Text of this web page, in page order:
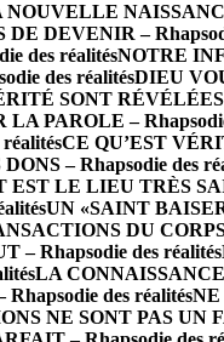
DE DEVENIR –
des réalitésNOTRE
des réalitésDIEU
SONT RÉVÉLÉES
PAROLE –
CE QU’EST
– Rhapsodie des
EST LE LIEU TRÈS
UN «SAINT
DU CORPS
– Rhapsodie des réalités
LA
des réalitésNE
NE SONT PAS UN